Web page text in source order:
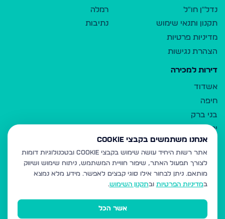
נדל"ן חו"ל
תקנון ותנאי שימוש
מדיניות פרטיות
הצהרת נגישות
רמלה
נתיבות
דירות למכירה
אשדוד
חיפה
בני ברק
ירושלים
אלעד
גבעת זאב
בית שמש
רכסים
מודיעין עילית
אנחנו משתמשים בקבצי Cookie
אתר רשות היחיד עושה שימוש בקבצי Cookie ובטכנולוגיות דומות
לצורך תפעול האתר, שיפור חוויית המשתמש, ניתוח שימוש ושיווק
מותאם. ניתן לבחור אילו סוגי קבצים לאפשר. מידע מלא נמצא
במדיניות הפרטיות ובתקנון השימוש.
אשר הכל